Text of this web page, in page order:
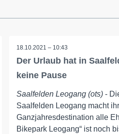
18.10.2021 – 10:43
Der Urlaub hat in
keine Pause
Saalfelden Leogang (ots) -
Saalfelden Leogang macht
Ganzjahresdestination alle
Bikepark Leogang“ ist noch